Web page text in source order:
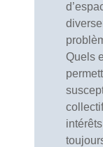
Quels